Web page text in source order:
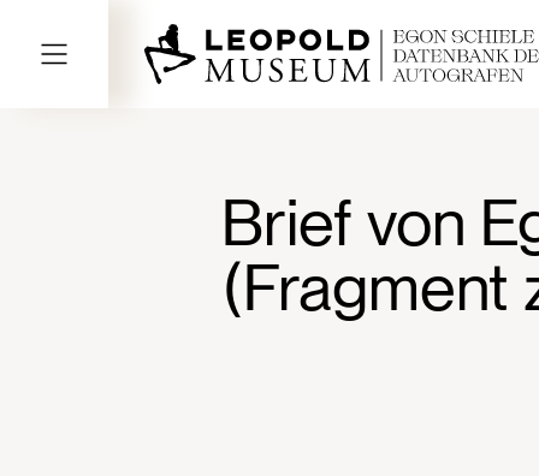
Brief von
(Fragment